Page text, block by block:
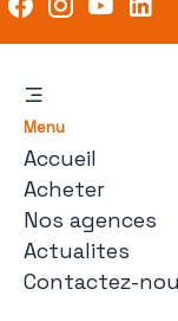
Menu
Accueil
Acheter
Nos agences
Actualites
Contactez-